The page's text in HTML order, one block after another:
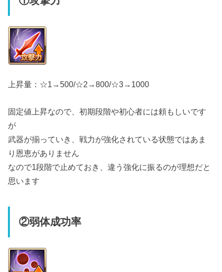
上昇量：☆1→500/☆2→800/☆3→1000
固定値上昇なので、初期段階や初心者には頼もしいです
が
武器が揃っていき、戦力が強化されている状態ではあま
り恩恵がありません
なので1段階で止めておき、違う強化に振るのが理想だと
思います
②弱体成功率